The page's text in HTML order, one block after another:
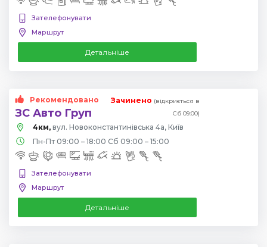
Зателефонувати
Маршрут
Детальніше
Рекомендовано
ЗС Авто Груп
Зачинено (відкриється в
Сб 09:00)
4км, вул. Новоконстантинівська 4а, Київ
Пн-Пт 09:00 – 18:00 Сб 09:00 – 15:00
Зателефонувати
Маршрут
Детальніше